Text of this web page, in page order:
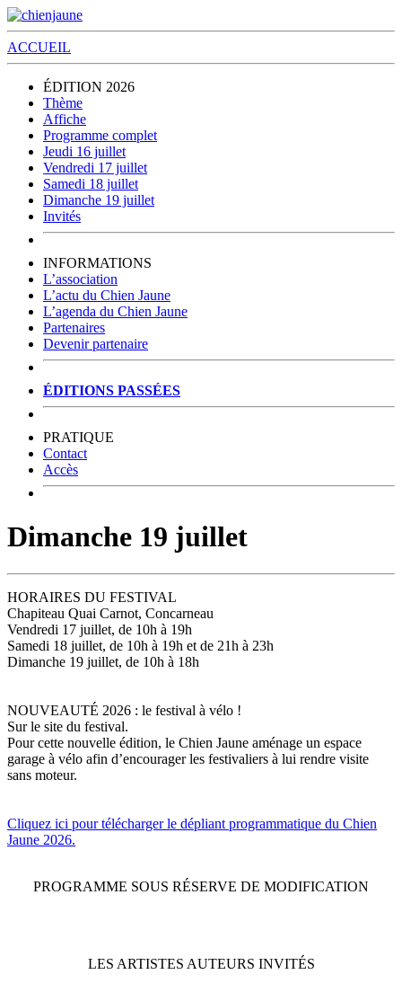
ACCUEIL
ÉDITION 2026
Thème
Affiche
Programme complet
Jeudi 16 juillet
Vendredi 17 juillet
Samedi 18 juillet
Dimanche 19 juillet
Invités
INFORMATIONS
L’association
L’actu du Chien Jaune
L’agenda du Chien Jaune
Partenaires
Devenir partenaire
ÉDITIONS PASSÉES
PRATIQUE
Contact
Accès
Dimanche 19 juillet
HORAIRES DU FESTIVAL
Chapiteau Quai Carnot, Concarneau
Vendredi 17 juillet, de 10h à 19h
Samedi 18 juillet, de 10h à 19h et de 21h à 23h
Dimanche 19 juillet, de 10h à 18h
NOUVEAUTÉ 2026 : le festival à vélo !
Sur le site du festival.
Pour cette nouvelle édition, le Chien Jaune aménage un espace
garage à vélo afin d’encourager les festivaliers à lui rendre visite
sans moteur.
Cliquez ici pour télécharger le dépliant programmatique du Chien
Jaune 2026.
PROGRAMME SOUS RÉSERVE DE MODIFICATION
LES ARTISTES AUTEURS INVITÉS